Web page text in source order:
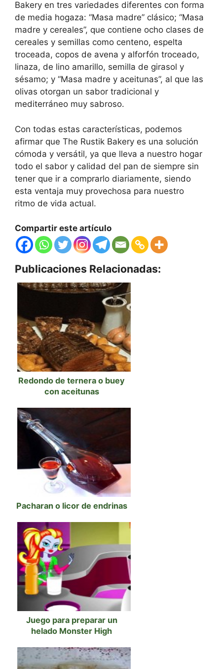
Bakery en tres variedades diferentes con forma
de media hogaza: “Masa madre” clásico; “Masa
madre y cereales”, que contiene ocho clases de
cereales y semillas como centeno, espelta
troceada, copos de avena y alforfón troceado,
linaza, de lino amarillo, semilla de girasol y
sésamo; y “Masa madre y aceitunas”, al que las
olivas otorgan un sabor tradicional y
mediterráneo muy sabroso.
Con todas estas características, podemos
afirmar que The Rustik Bakery es una solución
cómoda y versátil, ya que lleva a nuestro hogar
todo el sabor y calidad del pan de siempre sin
tener que ir a comprarlo diariamente, siendo
esta ventaja muy provechosa para nuestro
ritmo de vida actual.
Compartir este artículo
Publicaciones Relacionadas:
Redondo de ternera o buey
con aceitunas
Pacharan o licor de endrinas
Juego para preparar un
helado Monster High